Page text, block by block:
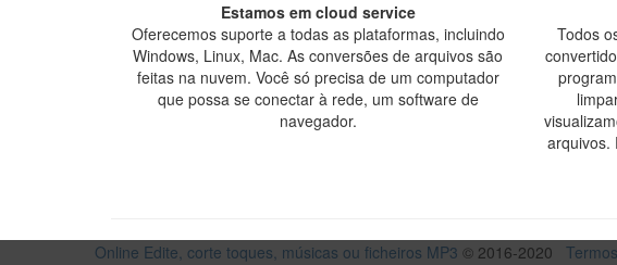
Estamos em cloud service
Oferecemos suporte a todas as plataformas, incluindo
Windows, Linux, Mac. As conversões de arquivos são
feitas na nuvem. Você só precisa de um computador
que possa se conectar à rede, um software de
navegador.
Todos
arquivos.
Online Edite, corte toques, músicas ou ficheiros MP3 © 2016-2020